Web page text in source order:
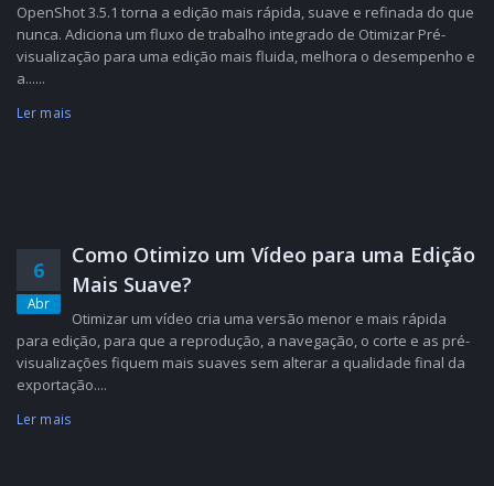
OpenShot 3.5.1 torna a edição mais rápida, suave e refinada do que
nunca. Adiciona um fluxo de trabalho integrado de Otimizar Pré-
visualização para uma edição mais fluida, melhora o desempenho e
a......
Ler mais
6
Abr
Como Otimizo um Vídeo para uma Edição
Mais Suave?
Otimizar um vídeo cria uma versão menor e mais rápida
para edição, para que a reprodução, a navegação, o corte e as pré-
visualizações fiquem mais suaves sem alterar a qualidade final da
exportação....
Ler mais